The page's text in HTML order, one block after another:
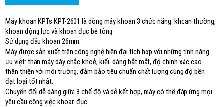
Máy khoan KPTs KPT-2601 là dòng máy khoan 3 chức năng: khoan thường,
khoan động lực và khoan đục bê tông
Sử dụng đầu khoan 26mm.
Máy được sản xuất trên công nghệ hiện đại tích hợp với những tính năng
ưu việt: thân máy dày chắc khoẻ, kiểu dáng bắt mắt, độ chính xác cao
thân thiện với môi trường, đảm bảo tiêu chuẩn chất lượng cùng độ bền
đạt loại tốt nhất.
Chuyển đổi dễ dàng giữa 3 chế độ và dễ kết hợp, máy có thể đáp ứng mọi
yêu cầu công việc khoan đục.